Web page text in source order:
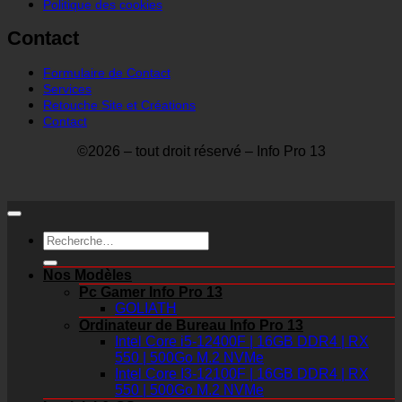
Politique des cookies
Contact
Formulaire de Contact
Services
Retouche Site et Créations
Contact
©2026 – tout droit réservé – Info Pro 13
Recherche
pour :
Nos Modèles
Pc Gamer Info Pro 13
GOLIATH
Ordinateur de Bureau Info Pro 13
Intel Core i5-12400F | 16GB DDR4 | RX
550 | 500Go M.2 NVMe
Intel Core I3-12100F | 16GB DDR4 | RX
550 | 500Go M.2 NVMe